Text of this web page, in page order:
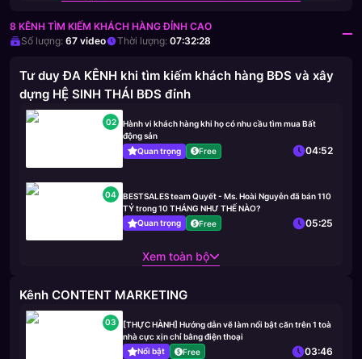
8 KÊNH TÌM KIẾM KHÁCH HÀNG ĐỈNH CAO
Số lượng: 67 video Thời lượng: 07:32:28
Tư duy ĐA KÊNH khi tìm kiếm khách hàng BĐS và xây
dựng HỆ SINH THÁI BĐS đỉnh
02
Hành vi khách hàng khi họ có nhu cầu tìm mua Bất
động sản
Quan trọng
Free 04:52
04
BESTSALES team Quyết - Ms. Hoài Nguyễn đã bán 110
TỶ trong 10 THÁNG NHƯ THẾ NÀO?
Quan trọng
Free 05:25
Xem toàn bộ
Kênh CONTENT MARKETING
03
[THỰC HÀNH] Hướng dẫn vẽ làm nổi bật căn trên 1 toà
nhà cực xịn chỉ bằng điện thoại
Nổi bật
Free 03:46